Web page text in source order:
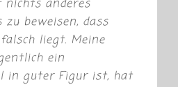
anderes
zu beweisen, dass
liegt. Meine
ein
in guter Figur ist, hat